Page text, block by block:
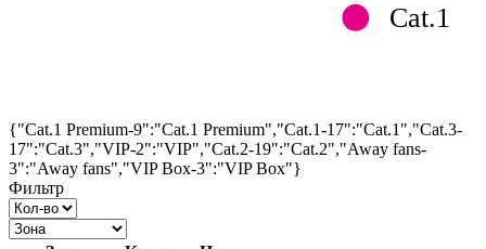
Cat.1
{"Cat.1 Premium-9":"Cat.1 Premium","Cat.1-17":"Cat.1","Cat.3-
17":"Cat.3","VIP-2":"VIP","Cat.2-19":"Cat.2","Away fans-
3":"Away fans","VIP Box-3":"VIP Box"}
Фильтр